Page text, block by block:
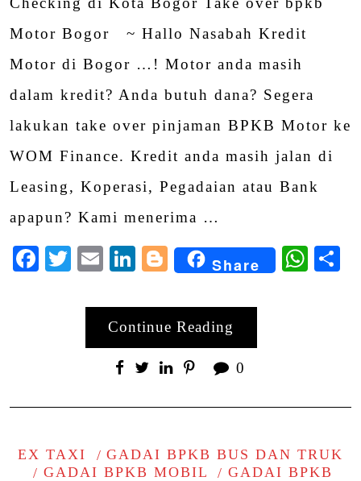
Motor Bogor ~ Hallo Nasabah Kredit
Motor di Bogor …! Motor anda masih
dalam kredit? Anda butuh dana? Segera
lakukan take over pinjaman BPKB Motor ke
WOM Finance. Kredit anda masih jalan di
Leasing, Koperasi, Pegadaian atau Bank
apapun? Kami menerima …
Facebook
Twitter
EmailLinkedIn
Blogger
Share
Continue Reading
0
EX TAXI
GADAI BPKB BUS DAN TRUK
GADAI BPKB MOBIL
GADAI BPKB